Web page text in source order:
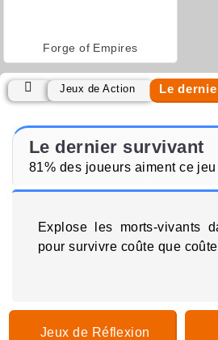
Forge of Empires
Jeux de Action Le
Le dernier survivant
81% des joueurs aiment ce jeu
Explose les morts-vivants
pour survivre coûte que
Jeux de Réflexion